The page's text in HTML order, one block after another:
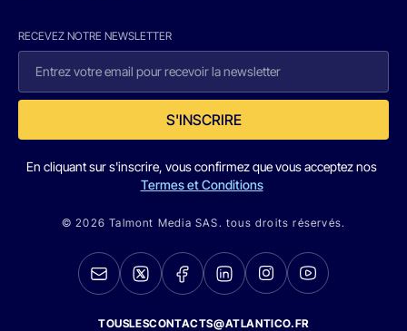
RECEVEZ NOTRE NEWSLETTER
S'INSCRIRE
En cliquant sur s'inscrire, vous confirmez que vous acceptez nos
Termes et Conditions
© 2026 Talmont Media SAS. tous droits réservés.
TOUSLESCONTACTS@ATLANTICO.FR